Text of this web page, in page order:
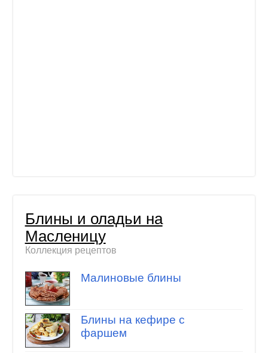
Блины и оладьи на
Масленицу
Коллекция рецептов
Малиновые блины
Блины на кефире с
фаршем